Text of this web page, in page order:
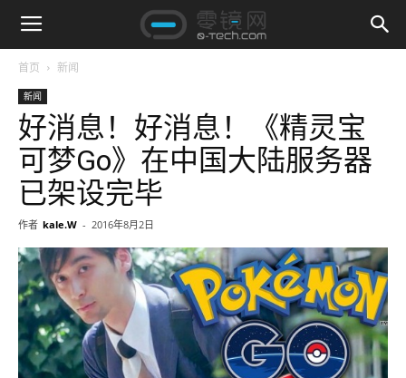
首页 新闻
新闻
好消息！好消息！《精灵宝
可梦Go》在中国大陆服务器
已架设完毕
作者 kale.W - 2016年8月2日